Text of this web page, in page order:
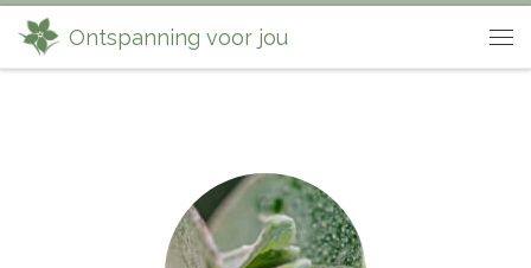
Skip to content
Ontspanning voor jou